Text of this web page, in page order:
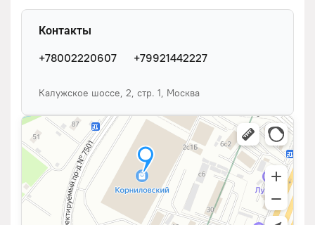
Контакты
+78002220607 +79921442227
Калужское шоссе, 2, стр. 1, Москва